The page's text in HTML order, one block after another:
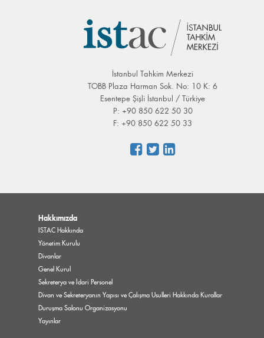
İstanbul Tahkim Merkezi
TOBB Plaza Harman Sok. No: 10 K: 6
Esentepe Şişli İstanbul / Türkiye
P: +90 850 622 50 30
F: +90 850 622 50 33
Hakkımızda
ISTAC Hakkında
Yönetim Kurulu
Divanlar
Genel Kurul
Sekreterya ve İdari Personel
Divan ve Sekreteryanın Yapısı ve Çalışma Usulleri Hakkında Kurallar
Duruşma Salonu Organizasyonu
Yayınlar